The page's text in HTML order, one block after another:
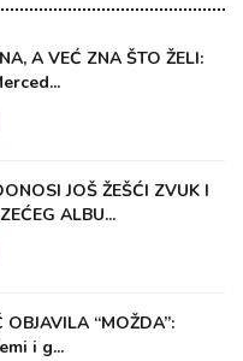
A VEĆ ZNA ŠTO ŽELI:
JOŠ ŽEŠĆI ZVUK I
ALBU...
“MOŽDA”:
i g...